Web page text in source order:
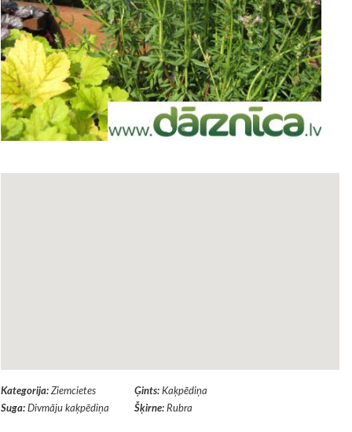
Kategorija: Ziemcietes Ģints: Kaķpēdiņa
Suga: Divmāju kaķpēdiņa Šķirne: Rubra